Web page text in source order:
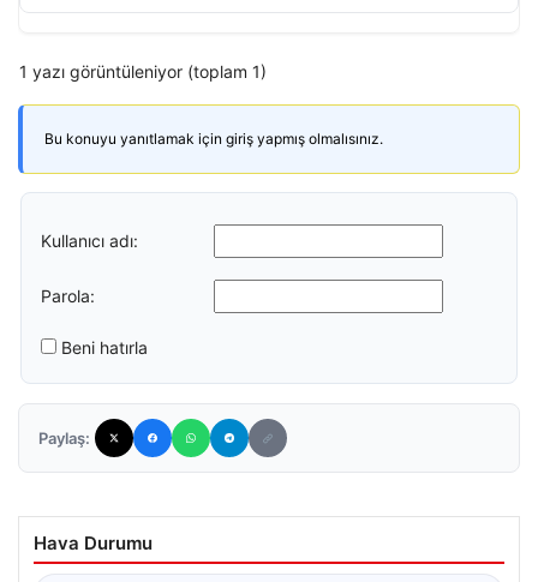
1 yazı görüntüleniyor (toplam 1)
Bu konuyu yanıtlamak için giriş yapmış olmalısınız.
Kullanıcı adı:
Parola:
Beni hatırla
Paylaş:
Hava Durumu